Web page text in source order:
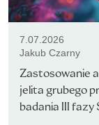
7.07.2026
Jakub Czarny
Zastosowanie
jelita grubego
badania III fazy